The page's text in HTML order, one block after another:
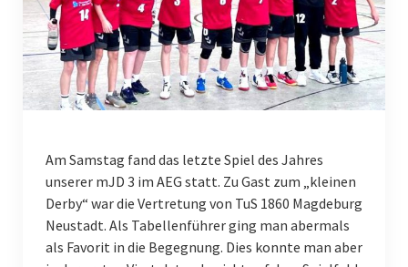
Schiedsrichter
Service
Kontakt
1. Frauen
Männer
Am Samstag fand das letzte Spiel des Jahres
unserer mJD 3 im AEG statt. Zu Gast zum „kleinen
Derby“ war die Vertretung von TuS 1860 Magdeburg
Neustadt. Als Tabellenführer ging man abermals
als Favorit in die Begegnung. Dies konnte man aber